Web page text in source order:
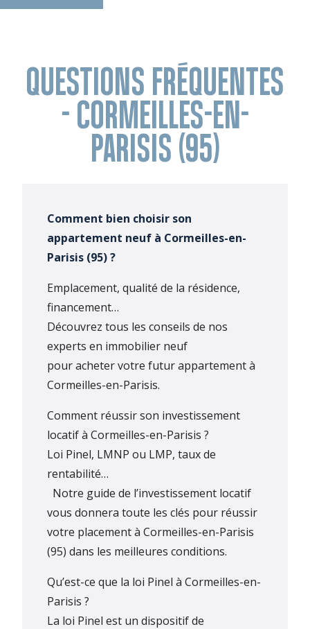
QUESTIONS FRÉQUENTES
- CORMEILLES-EN-
PARISIS (95)
Comment bien choisir son
appartement neuf à Cormeilles-en-
Parisis (95) ?
Emplacement, qualité de la résidence,
financement…
Découvrez tous les conseils de nos
experts en immobilier neuf
pour acheter votre futur appartement à
Cormeilles-en-Parisis.
Comment réussir son investissement
locatif à Cormeilles-en-Parisis ?
Loi Pinel, LMNP ou LMP, taux de
rentabilité…
Notre guide de l’investissement locatif
vous donnera toute les clés pour réussir
votre placement à Cormeilles-en-Parisis
(95) dans les meilleures conditions.
Qu’est-ce que la loi Pinel à Cormeilles-en-
Parisis ?
La loi Pinel est un dispositif de